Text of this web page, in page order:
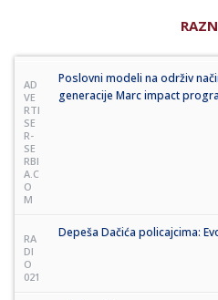
AD
VE
RTI
SE
R-
SE
RBI
A.C
O
M
Poslovni modeli na održiv
generacije Marc impact
RA
DI
O
021
Depeša Dačića policajcima: